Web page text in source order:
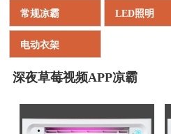
常规凉霸 LED照明
电动衣架
深夜草莓视频APP凉霸